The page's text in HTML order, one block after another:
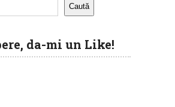
Caută
da-mi un Like!